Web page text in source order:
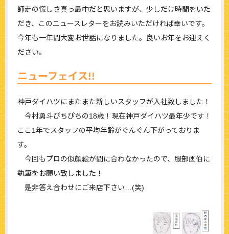
師走の慌しさ真っ最中だと思いますが、少しだけ時間をいた
だき、このニュースレターをお読みいただければ幸いです。
今年も一年間大変お世話になりました。良いお年をお迎えく
ださい。
ニューフェイス!!
神戸ダイハツにまたまた新しいスタッフが入社致しました！
今村勇斗ぴちぴちの18歳！現在神戸ダイハツ最年少です！
ここ1年でスタッフの平均年齢がぐんぐん下がっておりま
す。
今回もプロの似顔絵が間に合わなかったので、服部画伯に
執筆をお願い致しました！
是非答え合わせにご来店下さい…(笑)